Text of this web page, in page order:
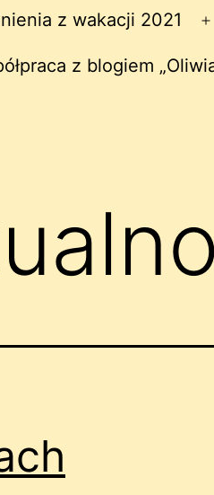
z wakacji 2021
z blogiem